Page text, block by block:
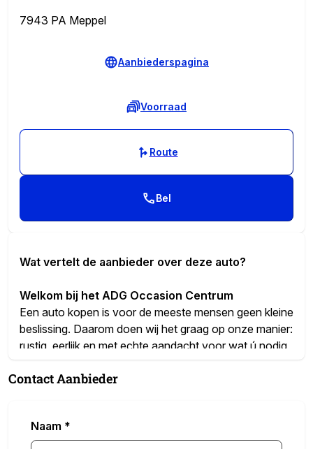
7943 PA Meppel
Aanbiederspagina
Voorraad
Route
Bel
Wat vertelt de aanbieder over deze auto?
Welkom bij het ADG Occasion Centrum
Een auto kopen is voor de meeste mensen geen kleine
beslissing. Daarom doen wij het graag op onze manier:
rustig, eerlijk en met echte aandacht voor wat ú nodig
goed gesprek en alle tijd voor uw vragen.
compleet. Wat u ziet, is wat u betaalt – geen
verrassingen of kosten achteraf.
Contact Aanbieder
Naam *